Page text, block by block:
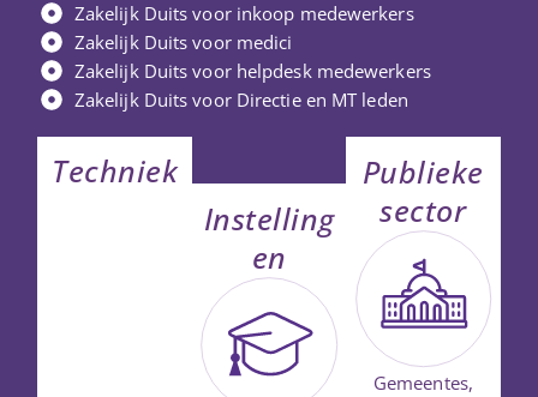
Zakelijk Duits voor inkoop medewerkers
Zakelijk Duits voor medici
Zakelijk Duits voor helpdesk medewerkers
Zakelijk Duits voor Directie en MT leden
Techniek
Instelling
en
Publieke
sector
Gemeentes,